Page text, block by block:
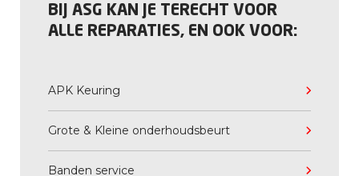
BIJ ASG KAN JE TERECHT VOOR
ALLE REPARATIES, EN OOK VOOR:
APK Keuring
Grote & Kleine onderhoudsbeurt
Banden service